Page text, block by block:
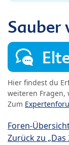
Sauber
Hier findest du
weiteren Fragen,
Zum
Foren-
Zurück zu „Das